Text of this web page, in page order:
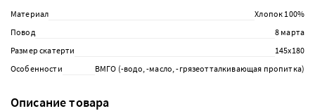
Материал
Хлопок 100%
Повод
8 марта
Размер скатерти
145х180
Особенности
ВМГО (-водо, -масло, -грязеотталкивающая пропитка)
Описание товара